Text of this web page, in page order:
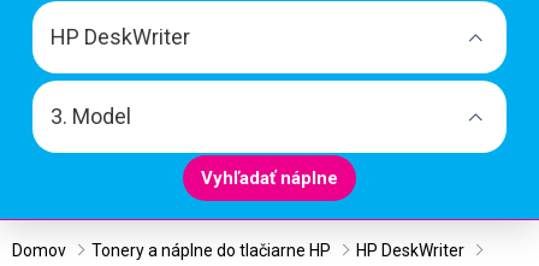
HP DeskWriter
3. Model
Vyhľadať náplne
Domov Tonery a náplne do tlačiarne HP HP DeskWriter